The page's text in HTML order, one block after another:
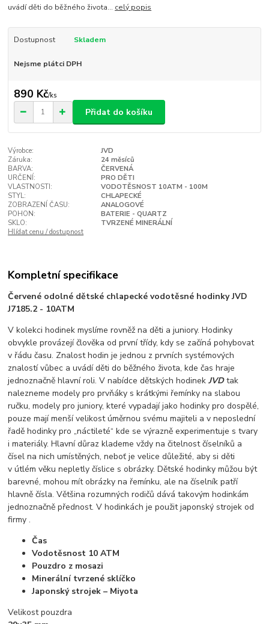
uvádí děti do běžného života... celý popis
Dostupnost Skladem
Nejsme plátci DPH
890 Kč/ks
Přidat do košíku
Výrobce:
JVD
Záruka:
24 měsíců
BARVA:
ČERVENÁ
URČENÍ:
PRO DĚTI
VLASTNOSTI:
VODOTĚSNOST 10ATM - 100M
STYL:
CHLAPECKÉ
ZOBRAZENÍ ČASU:
ANALOGOVÉ
POHON:
BATERIE - QUARTZ
SKLO:
TVRZENÉ MINERÁLNÍ
Hlídat cenu / dostupnost
Kompletní specifikace
Červené odolné dětské chlapecké vodotěsné hodinky JVD
J7185.2 - 10ATM
V kolekci hodinek myslíme rovněž na děti a juniory. Hodinky
obvykle provázejí člověka od první třídy, kdy se začíná pohybovat
v řádu času. Znalost hodin je jednou z prvních systémových
znalostí vůbec a uvádí děti do běžného života, kde čas hraje
jednoznačně hlavní roli. V nabídce dětských hodinekJVDtak
nalezneme modely pro prvňáky s krátkými řemínky na slabou
ručku, modely pro juniory, které vypadají jako hodinky pro dospělé,
pouze mají menší velikost úměrnou svému majiteli a v neposlední
řadě hodinky pro „náctileté“ kde se výrazně experimentuje s tvary
i materiály. Hlavní důraz klademe vždy na čitelnost číselníků a
čísel na nich umístěných, neboť je velice důležité, aby si děti
v útlém věku nepletly číslice s obrázky. Dětské hodinky můžou být
barevné, mohou mít obrázky na řemínku, ale na číselník patří
hlavně čísla. Většina rozumných rodičů dává takovým hodinkám
jednoznačně přednost. V hodinkách je použit japonský strojek od
firmy .
Čas
Vodotěsnost 10 ATM
Pouzdro z mosazi
Minerální tvrzené sklíčko
Japonský strojek – Miyota
Velikost pouzdra